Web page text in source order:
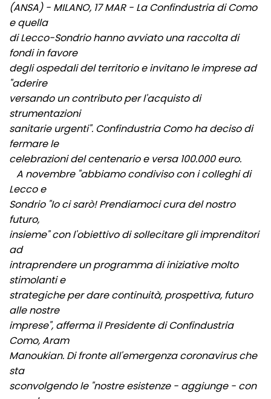
(ANSA) - MILANO, 17 MAR - La Confindustria di Como
e quella
di Lecco-Sondrio hanno avviato una raccolta di
fondi in favore
degli ospedali del territorio e invitano le imprese ad
"aderire
versando un contributo per l'acquisto di
strumentazioni
sanitarie urgenti". Confindustria Como ha deciso di
fermare le
celebrazioni del centenario e versa 100.000 euro.
A novembre "abbiamo condiviso con i colleghi di
Lecco e
Sondrio "Io ci sarò! Prendiamoci cura del nostro
futuro,
insieme" con l'obiettivo di sollecitare gli imprenditori
ad
intraprendere un programma di iniziative molto
stimolanti e
strategiche per dare continuità, prospettiva, futuro
alle nostre
imprese", afferma il Presidente di Confindustria
Como, Aram
Manoukian. Di fronte all'emergenza coronavirus che
sta
sconvolgendo le "nostre esistenze - aggiunge - con